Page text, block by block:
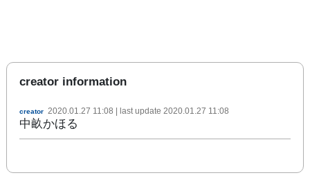
creator information
creator 2020.01.27 11:08 | last update 2020.01.27 11:08
中畝かほる